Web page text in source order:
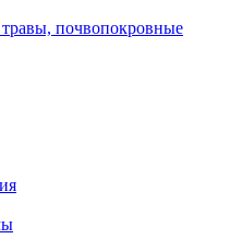
почвопокровные